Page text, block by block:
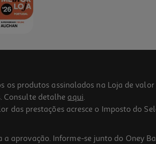
os produtos assinalados na Loja de
Consulte detalhe aqui.
prestações acresce o Imposto do
aprovação. Informe-se junto do Oney